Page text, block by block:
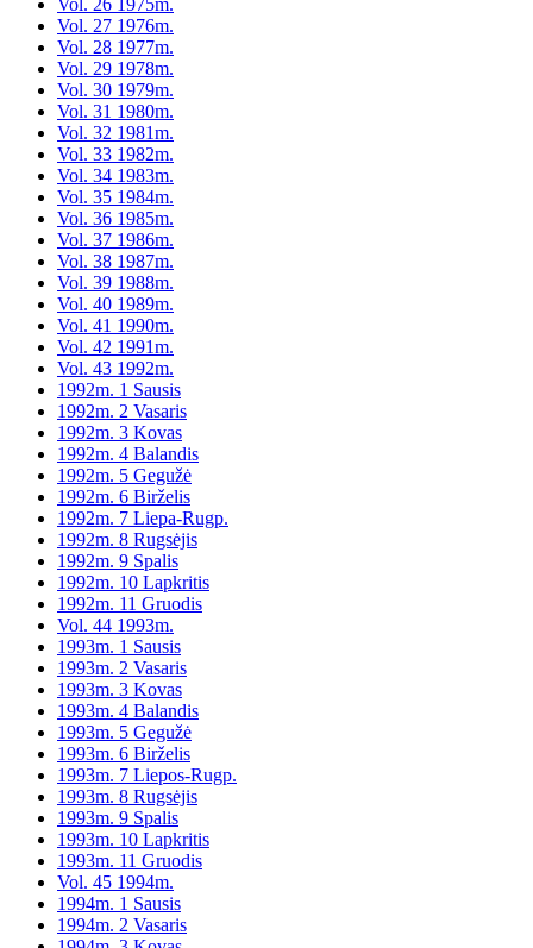
Vol. 26 1975m.
Vol. 27 1976m.
Vol. 28 1977m.
Vol. 29 1978m.
Vol. 30 1979m.
Vol. 31 1980m.
Vol. 32 1981m.
Vol. 33 1982m.
Vol. 34 1983m.
Vol. 35 1984m.
Vol. 36 1985m.
Vol. 37 1986m.
Vol. 38 1987m.
Vol. 39 1988m.
Vol. 40 1989m.
Vol. 41 1990m.
Vol. 42 1991m.
Vol. 43 1992m.
1992m. 1 Sausis
1992m. 2 Vasaris
1992m. 3 Kovas
1992m. 4 Balandis
1992m. 5 Gegužė
1992m. 6 Birželis
1992m. 7 Liepa-Rugp.
1992m. 8 Rugsėjis
1992m. 9 Spalis
1992m. 10 Lapkritis
1992m. 11 Gruodis
Vol. 44 1993m.
1993m. 1 Sausis
1993m. 2 Vasaris
1993m. 3 Kovas
1993m. 4 Balandis
1993m. 5 Gegužė
1993m. 6 Birželis
1993m. 7 Liepos-Rugp.
1993m. 8 Rugsėjis
1993m. 9 Spalis
1993m. 10 Lapkritis
1993m. 11 Gruodis
Vol. 45 1994m.
1994m. 1 Sausis
1994m. 2 Vasaris